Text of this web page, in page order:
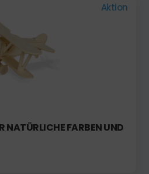
Aktion
NATÜRLICHE FARBEN UND